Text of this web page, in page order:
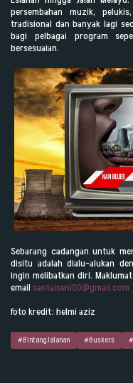
persembahan muzik,
tradisional dan banyak lagi
bagi pelbagai program
bersesuaian.
Sebarang cadangan untuk
disitu adalah dialu-alukan
ingin melibatkan diri.
email santaiseni00@gmail.com
foto kredit: helmi aziz
#BintangJalanan #Buskers